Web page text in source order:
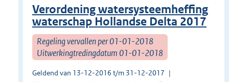
Verordening watersysteemheffing
waterschap Hollandse Delta 2017
Regeling vervallen per 01-01-2018
Uitwerkingtredingdatum 01-01-2018
Geldend van 13-12-2016 t/m 31-12-2017